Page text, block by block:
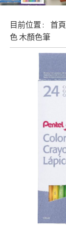
目前位置 : 首頁
色 木顏色筆